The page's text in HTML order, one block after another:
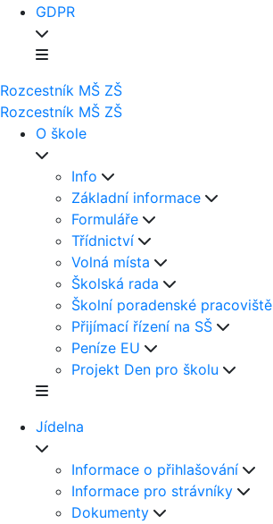
GDPR
Rozcestník MŠ ZŠ
Rozcestník MŠ ZŠ
O škole
Info
Základní informace
Formuláře
Třídnictví
Volná místa
Školská rada
Školní poradenské pracoviště
Přijímací řízení na SŠ
Peníze EU
Projekt Den pro školu
Jídelna
Informace o přihlašování
Informace pro strávníky
Dokumenty